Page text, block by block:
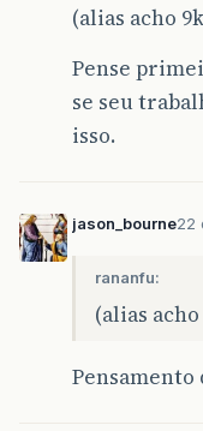
(alias acho
Pense
se seu
isso.
jason_bourne22
rananfu:
(alias
Pensamento